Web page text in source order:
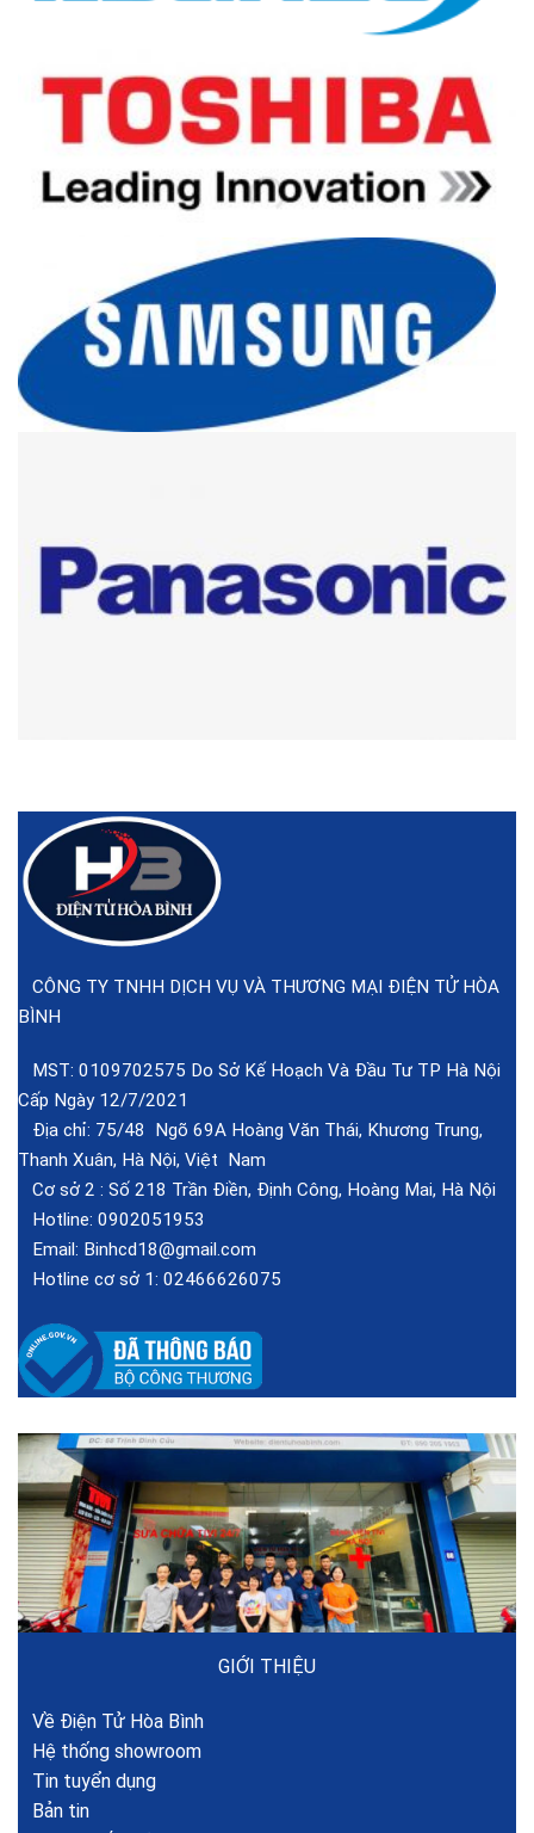
CÔNG TY TNHH DỊCH VỤ VÀ THƯƠNG MẠI ĐIỆN TỬ HÒA
BÌNH
MST: 0109702575 Do Sở Kế Hoạch Và Đầu Tư TP Hà Nội
Cấp Ngày 12/7/2021
Địa chỉ: 75/48 Ngõ 69A Hoàng Văn Thái, Khương Trung,
Thanh Xuân, Hà Nội, Việt Nam
Cơ sở 2 : Số 218 Trần Điền, Định Công, Hoàng Mai, Hà Nội
Hotline: 0902051953
Email: Binhcd18@gmail.com
Hotline cơ sở 1: 02466626075
GIỚI THIỆU
Về Điện Tử Hòa Bình
Hệ thống showroom
Tin tuyển dụng
Bản tin